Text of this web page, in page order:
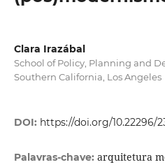
Clara Irazábal
School of Policy, Planning and
Southern California, Los Angeles
DOI: https://doi.org/10.22296/
Palavras-chave: arquitetura